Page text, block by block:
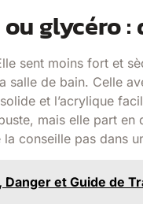
glycéro
sent moins fort et
de bain. Celle
et l’acrylique
mais elle part en
conseille pas dans
et Guide de